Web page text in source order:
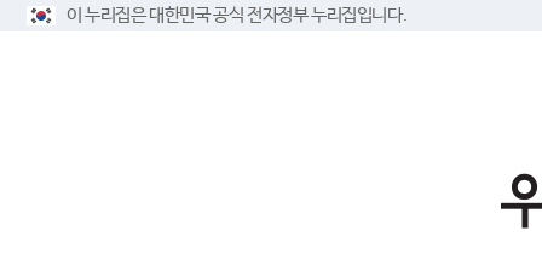
이 누리집은 대한민국 공식 전자정부 누리집입니다.